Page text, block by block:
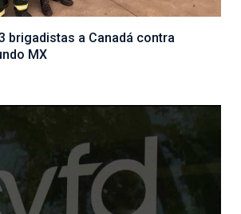
brigadistas a Canadá contra
MX